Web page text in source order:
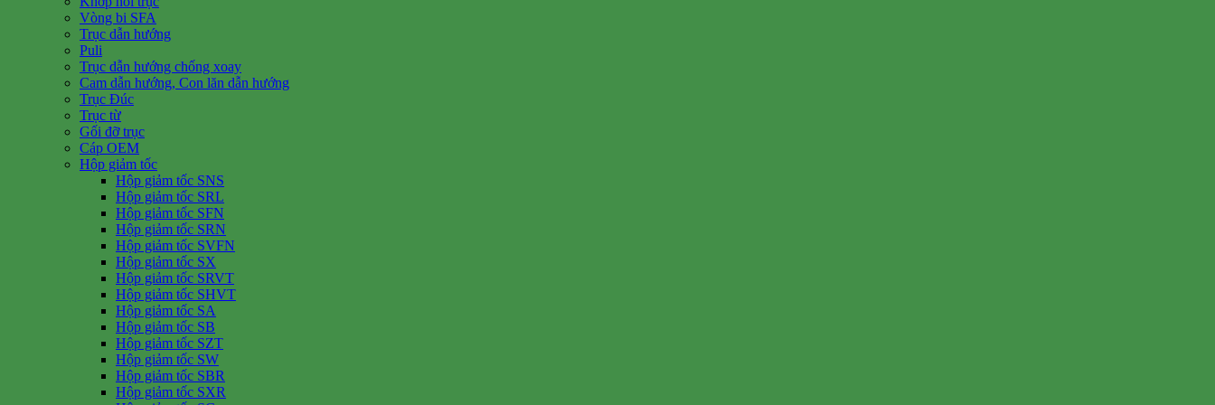
Vòng bi SFA
Trục dẫn hướng
Puli
Trục dẫn hướng chống xoay
Cam dẫn hướng, Con lăn dẫn hướng
Trục Đúc
Trục từ
Gối đỡ trục
Cáp OEM
Hộp giảm tốc
Hộp giảm tốc SNS
Hộp giảm tốc SRL
Hộp giảm tốc SFN
Hộp giảm tốc SRN
Hộp giảm tốc SVFN
Hộp giảm tốc SX
Hộp giảm tốc SRVT
Hộp giảm tốc SHVT
Hộp giảm tốc SA
Hộp giảm tốc SB
Hộp giảm tốc SZT
Hộp giảm tốc SW
Hộp giảm tốc SBR
Hộp giảm tốc SXR